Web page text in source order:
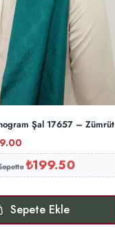
Şal 17657 – Zümrüt
₺199.50
Sepete Ekle